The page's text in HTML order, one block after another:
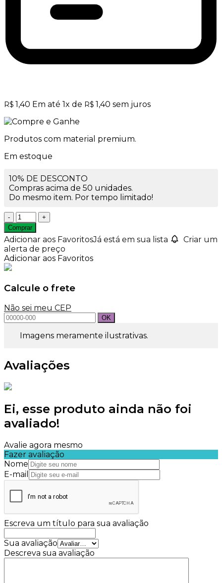
R$ 1,40 Em até 1x de R$ 1,40 sem juros
Produtos com material premium.
Em estoque
10% DE DESCONTO
Compras acima de 50 unidades.
Do mesmo item. Por tempo limitado!
Caixa
PB0054
Kraft
quantidade
Comprar
Adicionar aos FavoritosJá está em sua lista
Criar um
alerta de preço
Adicionar aos Favoritos
Calcule o frete
Não sei meu CEP
Imagens meramente ilustrativas.
Avaliações
Ei, esse produto ainda não foi
avaliado!
Avalie agora mesmo
Fazer avaliação
Nome
E-mail
Escreva um título para sua avaliação
Sua avaliação
Descreva sua avaliação